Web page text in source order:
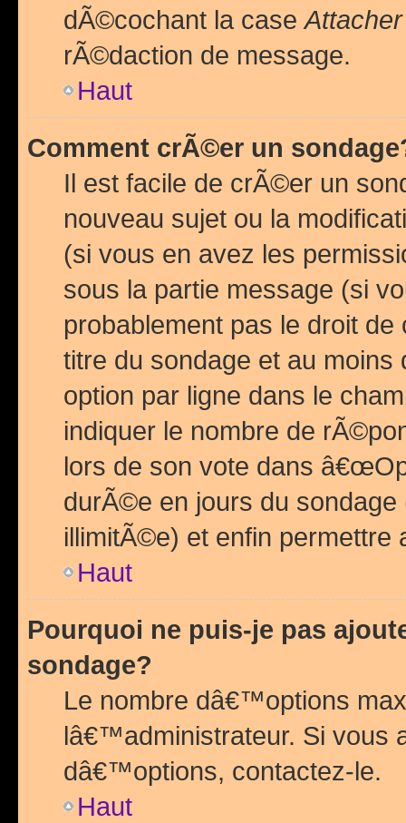
dÃ©cochant la case
rÃ©daction de message.
Haut
Comment crÃ©er un
Il est facile de crÃ©er un
nouveau sujet ou la
(si vous en avez les
sous la partie message (si
probablement pas le droit
titre du sondage et au
option par ligne dans le
indiquer le nombre de
lors de son vote dans
durÃ©e en jours du
illimitÃ©e) et enfin permettre
Haut
Pourquoi ne puis-je pas
sondage?
Le nombre dâ€™options
lâ€™administrateur. Si vous
dâ€™options, contactez-le.
Haut